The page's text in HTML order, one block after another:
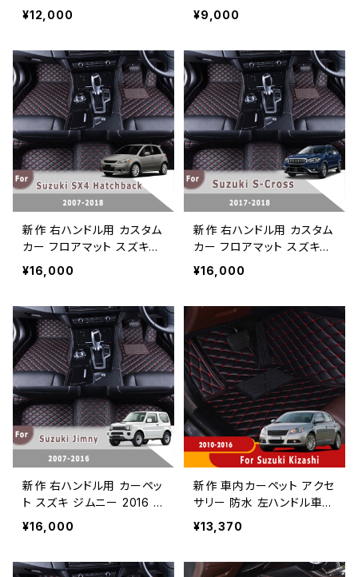
ランドビタラ スイフトSX4
カスタムカーフロアマット
¥12,000
ズキジムニーイグニスグラ
ンドビタラ2007〜2016スイ
ットパッドプロテクター
¥9,000
新作 右ハンドル用 カスタム
カー フロアマット スズキSX
4 ハッチバック 2018 2017
2016 2015 2014 2013 20
2007レザーカーペット
¥16,000
新作 右ハンドル用 カスタム
カー フロアマット スズキS-
クロス 2018 2017 オート
アクセサリーインテリアカー
ーフロアライナーカバー
¥16,000
新作 右ハンドル用 カーペッ
ト スズキ ジムニー 2016 2
015 2014 2013 2012 2011
2010 2009 2008 2007
テリアアクセサリーラグ
¥16,000
新作 車内カーペット アクセ
サリー 防水 左ハンドル車用
フロアマット スズキ キザシ
2010 2011 2012 2013 201
¥13,370